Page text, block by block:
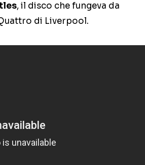
, il disco che fungeva da
di Liverpool.